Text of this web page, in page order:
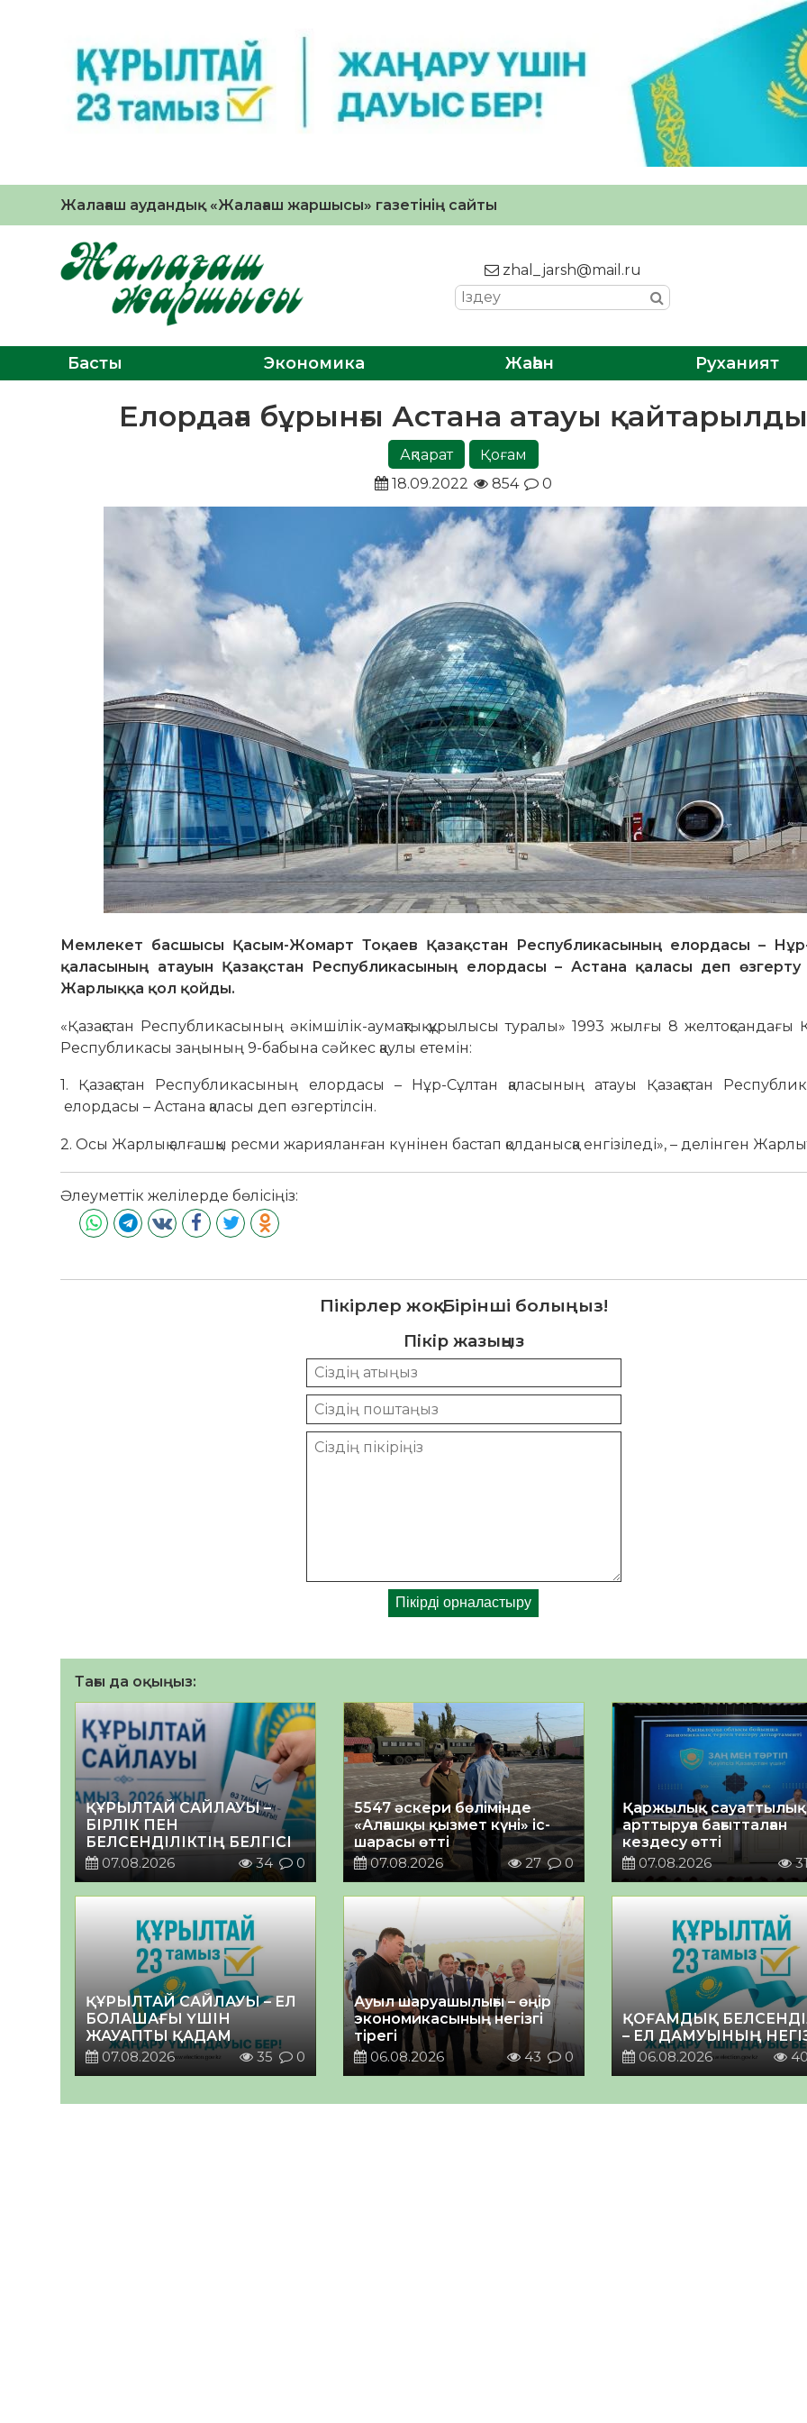
Жалағаш аудандық «Жалағаш жаршысы» газетінің сайты
zhal_jarsh@mail.ru
Басты Экономика Жаһан Руханият
Елордаға бұрынғы Астана атауы қайтарылды
Ақпарат
Қоғам
18.09.2022
854 0
Мемлекет басшысы Қасым-Жомарт Тоқаев Қазақстан Республикасының елордасы –
қаласының атауын Қазақстан Республикасының елордасы – Астана қаласы деп өзгерту
Жарлыққа қол қойды.
«Қазақстан Республикасының əкімшілік-аумақтық құрылысы туралы» 1993 жылғы 8 желтоқсандағы
Республикасы заңының 9-бабына сәйкес қаулы етемін:
1. Қазақстан Республикасының елордасы – Нұр-Сұлтан қаласының атауы Қазақстан
елордасы – Астана қаласы деп өзгертілсін.
2. Осы Жарлық алғашқы ресми жарияланған күнінен бастап қолданысқа енгізіледі», – делінген
Әлеуметтік желілерде бөлісіңіз:
Пікірлер жоқ. Бірінші болыңыз!
Пікір жазыңыз
Тағы да оқыңыз:
ҚҰРЫЛТАЙ САЙЛАУЫ –
БІРЛІК ПЕН
БЕЛСЕНДІЛІКТІҢ БЕЛГІСІ
07.08.2026
34 0
5547 әскери бөлімінде
«Алғашқы қызмет күні» іс-
шарасы өтті
07.08.2026
27 0
Қаржылық
арттыруға бағытталған
кездесу өтті
07.08.2026
ҚҰРЫЛТАЙ САЙЛАУЫ – ЕЛ
БОЛАШАҒЫ ҮШІН
ЖАУАПТЫ ҚАДАМ
07.08.2026
35 0
Ауыл шаруашылығы – өңір
экономикасының негізгі
тірегі
06.08.2026
43 0
ҚОҒАМДЫҚ
– ЕЛ ДАМУЫНЫҢ
06.08.2026
40